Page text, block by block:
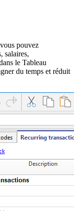
pouvez
salaires,
le Tableau
du temps et réduit